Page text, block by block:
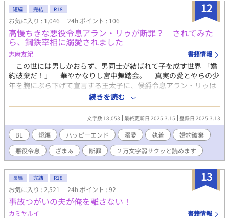
12
短編 完結 R18
お気に入り : 1,046 24h.ポイント : 106
高慢ちきな悪役令息アラン・リゥが断罪？ されてみた
ら、鋼鉄宰相に溺愛されました
志麻友紀 書籍情報
この世には男しかおらず、男同士が結ばれて子を成す世界 「婚
約破棄だ！」 華やかなりし宮中舞踏会。 真実の愛とやらの少
年を腕にぶら下げて宣言する王太子に、侯爵令息アラン・リゥは
内心で深いため息をついた。 ────このお馬鹿さん、とうとう
やりやがりましたよ。 アランは理路整然と王家とはいえ一方的
に婚約破棄など出来ないと反論する。そのなまいきな態度が気に
入らないと駄々っ子のように「破棄だ！破棄だ！」とわめく王太
子。それにオロオロするばかりのアランの実父である侯爵に、王
太子の父である国王。 そこで妥協案？を提案したのが、国王の
甥である鋼鉄宰相と呼ばれる公爵グレームだった。彼はアラン・
リゥにいきなり求婚し、二人は即日、王宮の聖堂にて結婚式をあ
げていた。 政略結婚ならぬ（尻拭い）責任結婚などと呼ばれた
夫夫だが、二人の仲むつまじい様子に、婚約破棄から始まった醜
聞は幸せな結婚の話題に塗り替えられる。 そこにお馬鹿王太子
が、今度はアラン・リゥに「愛人になれ！」ととんでもないこと
を言ってきて……。
続きを読む
文字数 18,053 最終更新日 2025.3.15 登録日 2025.3.13
BL 短編 ハッピーエンド 溺愛 執着
婚約破棄
悪役令息
ざまぁ 断罪 ２万文字弱サクッと読めます
13
長編 完結 R18
お気に入り : 2,521 24h.ポイント : 92
事故つがいの夫が俺を離さない！
カミヤルイ 書籍情報